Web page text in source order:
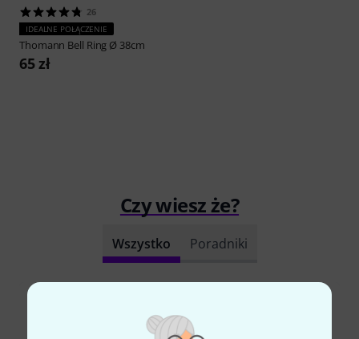
26
IDEALNE POŁĄCZENIE
Thomann Bell Ring Ø 38cm
65 zł
Czy wiesz że?
Wszystko Poradniki